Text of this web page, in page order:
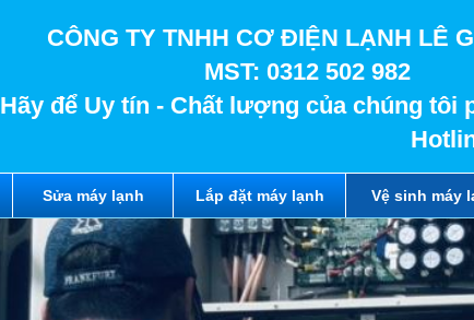
CÔNG TY TNHH CƠ ĐIỆN LẠNH LÊ
MST: 0312 502 982
Hãy để Uy tín - Chất lượng của chúng tôi
Sửa máy lạnh Lắp đặt máy lạnh Vệ sinh máy